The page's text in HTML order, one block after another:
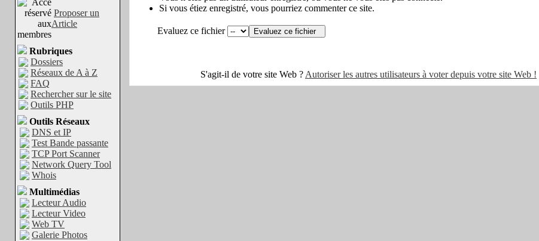
Proposer un
Article
Rubriques
Dossiers
Réseaux de A à Z
FAQ
Rechercher sur le site
Outils PHP
Outils Réseaux
DNS et IP
Test Bande passante
TCP Port Scanner
Network Query Tool
Whois
Multimédias
Lecteur Audio
Lecteur Video
Web TV
Galerie Photos
Si vous étiez enregistré, vous pourriez commenter ce site.
Evaluez ce fichier
S'agit-il de votre site Web ? Autoriser les autres utilisateurs à voter depuis votre site Web !